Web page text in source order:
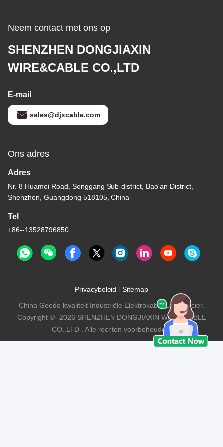
Neem contact met ons op
SHENZHEN DONGJIAXIN
WIRE&CABLE CO.,LTD
E-mail
sales@djxcable.com
Ons adres
Adres
Nr. 8 Huamei Road, Songgang Sub-district, Bao'an District,
Shenzhen, Guangdong 518105, China
Tel
+86--13528796850
Privacybeleid | Sitemap
China Goede kwaliteit Industriële Elektrokabel Leverancier.
Copyright © -2026 SHENZHEN DONGJIAXIN WIRE&CABLE
CO.,LTD . Alle rechten voorbehouden.